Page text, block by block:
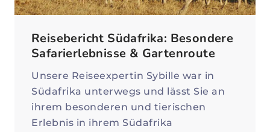
Reisebericht Südafrika: Besondere
Safarierlebnisse & Gartenroute
Unsere Reiseexpertin Sybille war in
Südafrika unterwegs und lässt Sie an
ihrem besonderen und tierischen
Erlebnis in ihrem Südafrika